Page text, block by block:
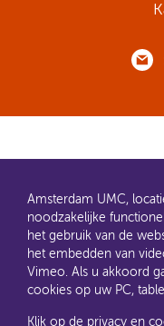
AMC en VUmc zijn al
Dit gaat u ook merken
informatie verhuist
amsterdamumc.org
Amsterdam UMC,
noodzakelijke
het gebruik van de
het embedden van
Vimeo. Als u akkoord
cookies op uw PC,
Klik op de privacy en